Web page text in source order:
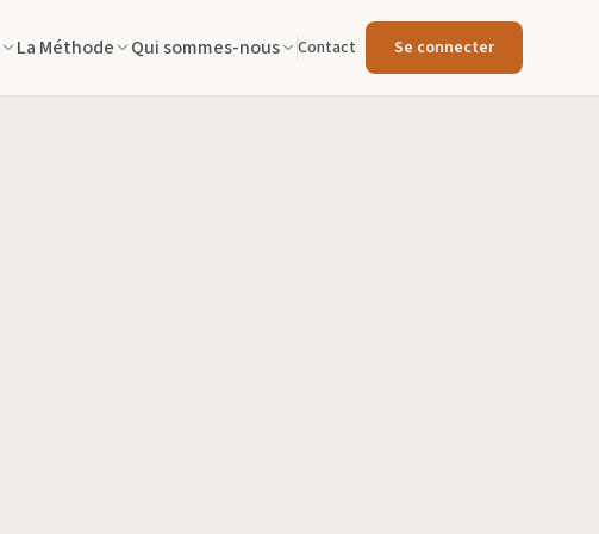
La Méthode Qui sommes-nous Contact Se connecter